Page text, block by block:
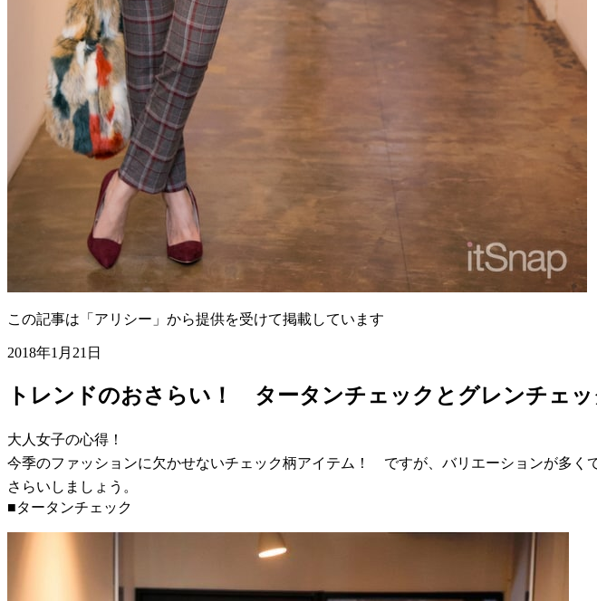
この記事は「アリシー」から提供を受けて掲載しています
2018年1月21日
トレンドのおさらい！ タータンチェックとグレンチェッ
大人女子の心得！
今季のファッションに欠かせないチェック柄アイテム！ ですが、バリエーションが多
さらいしましょう。
■タータンチェック